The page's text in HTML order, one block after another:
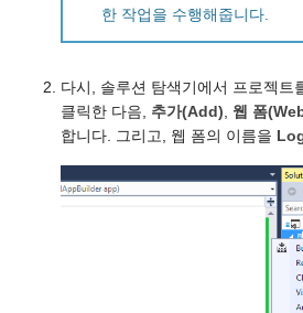
한 작업을 수행해줍니다.
다시, 솔루션 탐색기에서 프로젝트
클릭한 다음, 추가(Add) 웹 폼
합니다. 그리고, 웹 폼의 이름을